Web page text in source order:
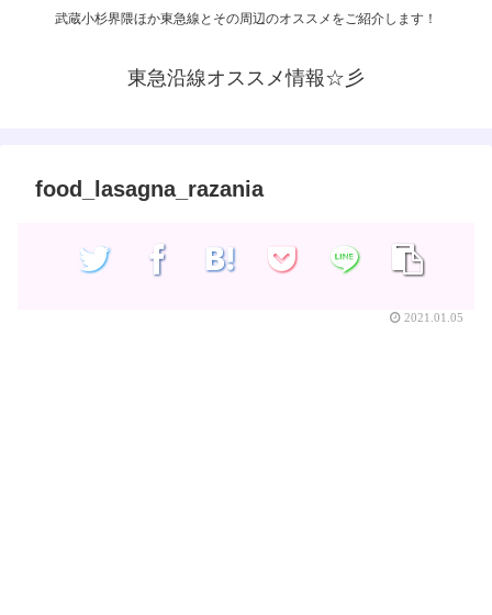
武蔵小杉界隈ほか東急線とその周辺のオススメをご紹介します！
東急沿線オススメ情報☆彡
food_lasagna_razania
2021.01.05